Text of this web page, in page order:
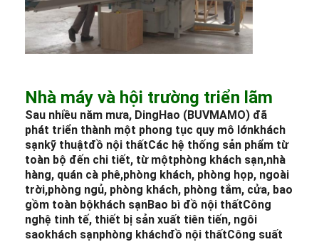
Nhà máy và hội trường triển lãm
Sau nhiều năm mưa, DingHao (BUVMAMO) đã
phát triển thành một phong tục quy mô lớnkhách
sạnkỹ thuậtđồ nội thấtCác hệ thống sản phẩm từ
toàn bộ đến chi tiết, từ mộtphòng khách sạn,nhà
hàng, quán cà phê,phòng khách, phòng họp, ngoài
trời,phòng ngủ, phòng khách, phòng tắm, cửa, bao
gồm toàn bộkhách sạnBao bì đồ nội thấtCông
nghệ tinh tế, thiết bị sản xuất tiên tiến, ngôi
saokhách sạnphòng kháchđồ nội thấtCông suất